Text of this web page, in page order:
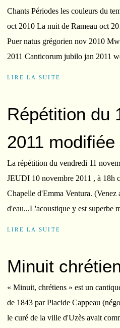
Chants Périodes les couleurs du
oct 2010 La nuit de Rameau oct
Puer natus grégorien nov 2010
2011 Canticorum jubilo jan 2011
LIRE LA SUITE
Répétition du
2011 modifiée
La répétition du vendredi 11
JEUDI 10 novembre 2011 , à 18h
Chapelle d'Emma Ventura. (Venez
d'eau...L'acoustique y est superbe
LIRE LA SUITE
Minuit
« Minuit, chrétiens » est un
de 1843 par Placide Cappeau
le curé de la ville d'Uzès avait